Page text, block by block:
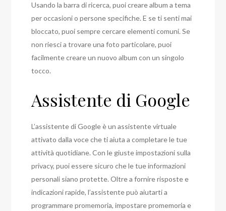
Usando la barra di ricerca, puoi creare album a tema
per occasioni o persone specifiche. E se ti senti mai
bloccato, puoi sempre cercare elementi comuni. Se
non riesci a trovare una foto particolare, puoi
facilmente creare un nuovo album con un singolo
tocco.
Assistente di Google
L’assistente di Google è un assistente virtuale
attivato dalla voce che ti aiuta a completare le tue
attività quotidiane. Con le giuste impostazioni sulla
privacy, puoi essere sicuro che le tue informazioni
personali siano protette. Oltre a fornire risposte e
indicazioni rapide, l’assistente può aiutarti a
programmare promemoria, impostare promemoria e